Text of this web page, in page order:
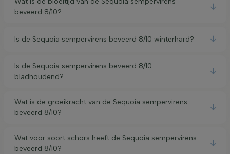
beveerd 8/10?
Is de Sequoia sempervirens beveerd 8/10 winterhard?
Is de Sequoia sempervirens beveerd 8/10
bladhoudend?
Wat is de groeikracht van de Sequoia sempervirens
beveerd 8/10?
Wat voor soort schors heeft de Sequoia sempervirens
beveerd 8/10?